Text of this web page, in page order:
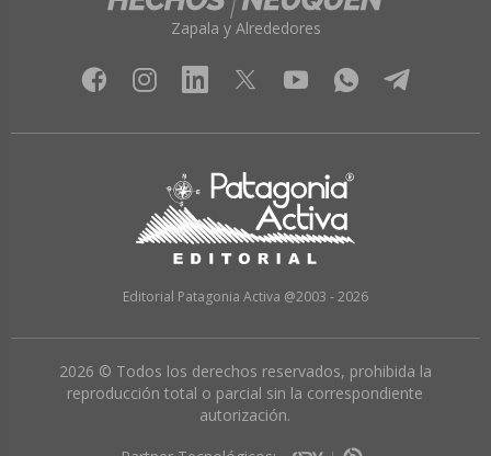
Zapala y Alrededores
Editorial Patagonia Activa @2003 - 2026
2026 © Todos los derechos reservados, prohibida la
reproducción total o parcial sin la correspondiente
autorización.